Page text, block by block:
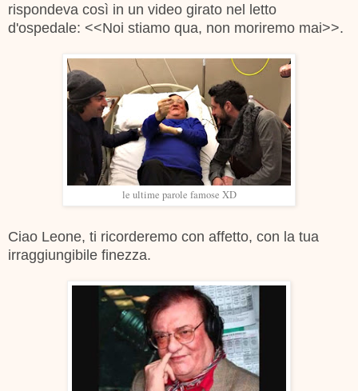
rispondeva così in un video girato nel letto
d'ospedale: <<Noi stiamo qua, non moriremo mai>>.
le ultime parole famose XD
Ciao Leone, ti ricorderemo con affetto, con la tua
irraggiungibile finezza.